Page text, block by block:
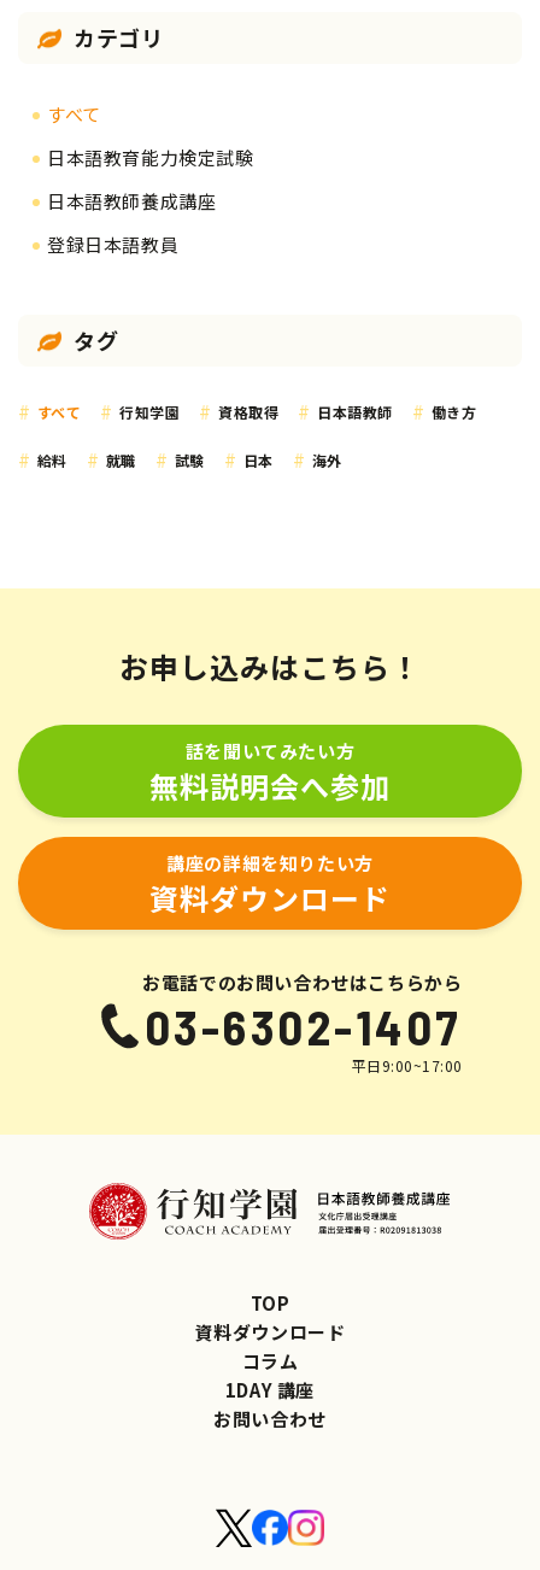
カテゴリ
すべて
日本語教育能力検定試験
日本語教師養成講座
登録日本語教員
タグ
すべて 行知学園 資格取得 日本語教師 働き方
給料 就職 試験 日本 海外
お申し込みはこちら！
話を聞いてみたい方
無料説明会へ参加
講座の詳細を知りたい方
資料ダウンロード
お電話でのお問い合わせはこちらから
03-6302-1407
平日9:00~17:00
TOP
資料ダウンロード
コラム
1DAY 講座
お問い合わせ